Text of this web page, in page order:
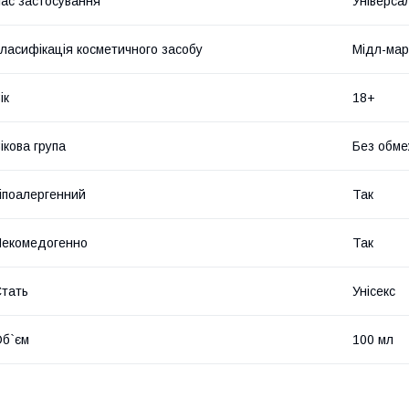
косметичного засобу Мідл-
18+
група Без
Так
Так
Унісекс
100 мл